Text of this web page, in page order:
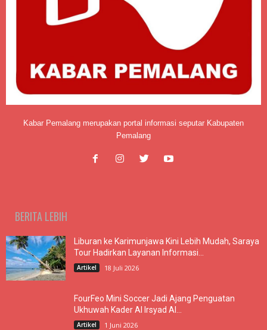
Kabar Pemalang merupakan portal informasi seputar Kabupaten
Pemalang
BERITA LEBIH
Liburan ke Karimunjawa Kini Lebih Mudah, Saraya
Tour Hadirkan Layanan Informasi...
Artikel 18 Juli 2026
FourFeo Mini Soccer Jadi Ajang Penguatan
Ukhuwah Kader Al Irsyad Al...
Artikel 1 Juni 2026